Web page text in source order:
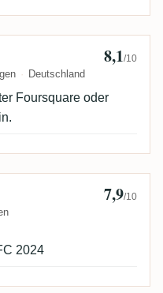
Deutschland
8,1/10
Foursquare oder
7,9/10
2024